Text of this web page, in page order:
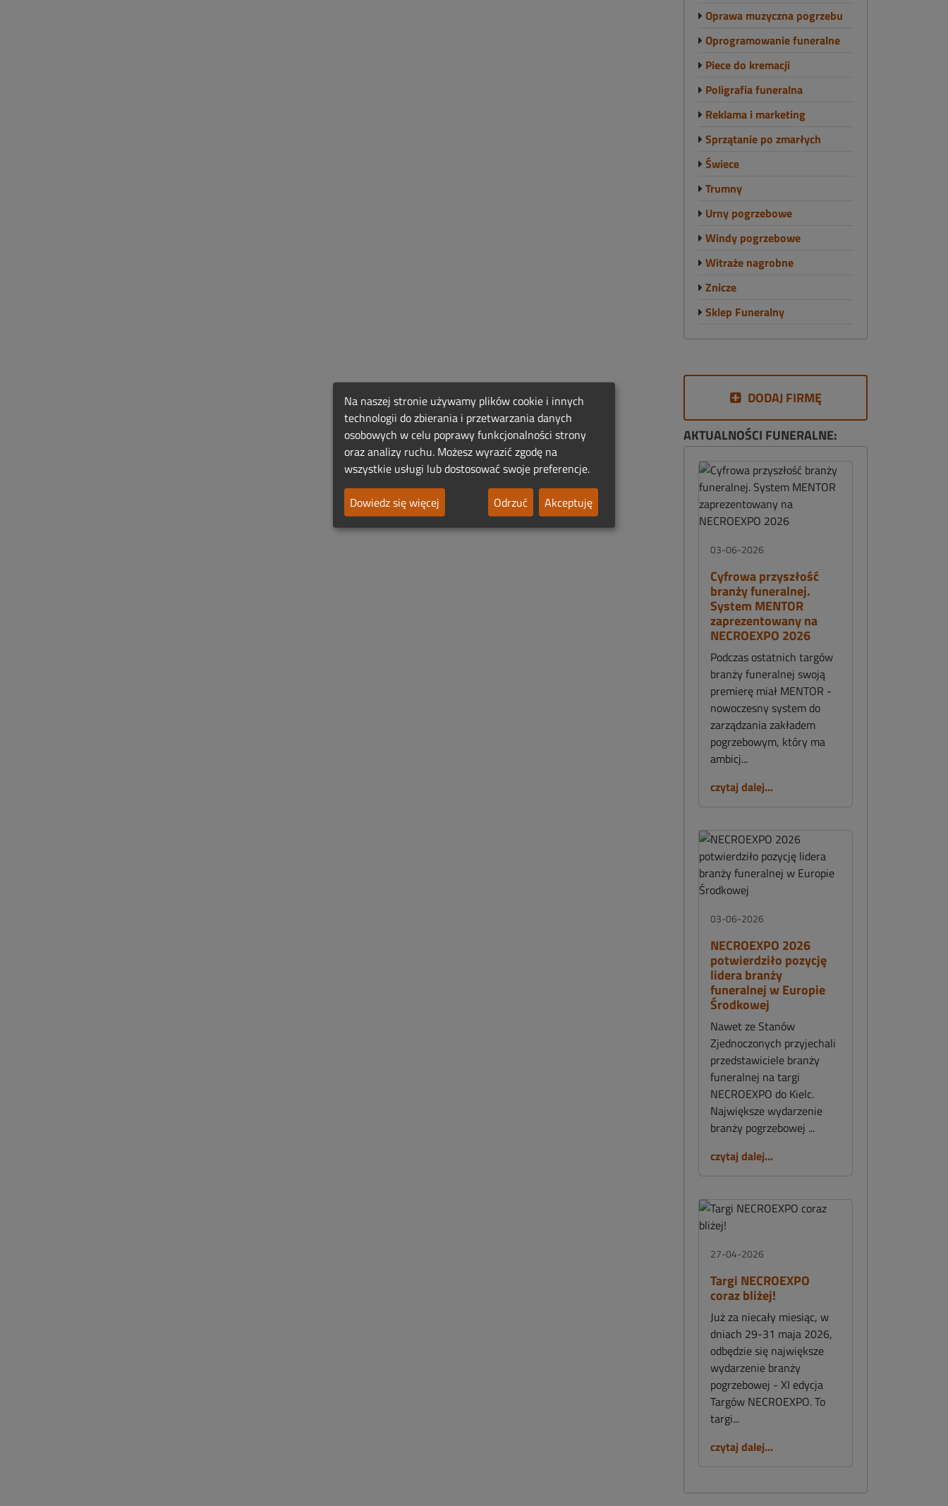
Oprawa muzyczna pogrzebu
Oprogramowanie funeralne
Piece do kremacji
Poligrafia funeralna
Reklama i marketing
Sprzątanie po zmarłych
Świece
Trumny
Urny pogrzebowe
Windy pogrzebowe
Witraże nagrobne
Znicze
Sklep Funeralny
DODAJ FIRMĘ
AKTUALNOŚCI FUNERALNE:
03-06-2026
Cyfrowa przyszłość
branży funeralnej.
System MENTOR
zaprezentowany na
NECROEXPO 2026
Podczas ostatnich targów
branży funeralnej swoją
premierę miał MENTOR -
nowoczesny system do
zarządzania zakładem
pogrzebowym, który ma
ambicj...
czytaj dalej...
03-06-2026
NECROEXPO 2026
potwierdziło pozycję
lidera branży
funeralnej w Europie
Środkowej
Nawet ze Stanów
Zjednoczonych przyjechali
przedstawiciele branży
funeralnej na targi
NECROEXPO do Kielc.
Największe wydarzenie
branży pogrzebowej ...
czytaj dalej...
27-04-2026
Targi NECROEXPO
coraz bliżej!
Już za niecały miesiąc, w
dniach 29-31 maja 2026,
odbędzie się największe
wydarzenie branży
pogrzebowej - XI edycja
Targów NECROEXPO. To
targi...
czytaj dalej...
Na naszej stronie używamy plików cookie i innych
technologii do zbierania i przetwarzania danych
osobowych w celu poprawy funkcjonalności strony
oraz analizy ruchu. Możesz wyrazić zgodę na
wszystkie usługi lub dostosować swoje preferencje.
Dowiedz się więcej
Odrzuć Akceptuję